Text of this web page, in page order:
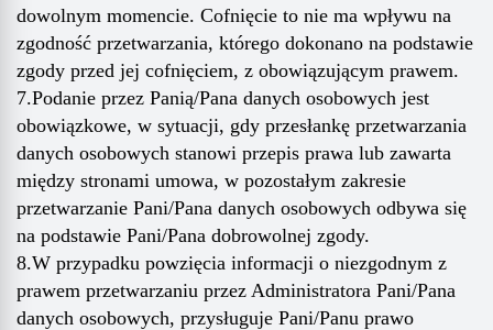
dowolnym momencie. Cofnięcie to nie ma wpływu na
zgodność przetwarzania, którego dokonano na podstawie
zgody przed jej cofnięciem, z obowiązującym prawem.
7.Podanie przez Panią/Pana danych osobowych jest
obowiązkowe, w sytuacji, gdy przesłankę przetwarzania
danych osobowych stanowi przepis prawa lub zawarta
między stronami umowa, w pozostałym zakresie
przetwarzanie Pani/Pana danych osobowych odbywa się
na podstawie Pani/Pana dobrowolnej zgody.
8.W przypadku powzięcia informacji o niezgodnym z
prawem przetwarzaniu przez Administratora Pani/Pana
danych osobowych, przysługuje Pani/Panu prawo